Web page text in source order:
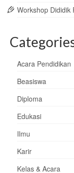
Workshop Dididik
Acara Pendidikan
Beasiswa
Diploma
Edukasi
Ilmu
Karir
Kelas & Acara